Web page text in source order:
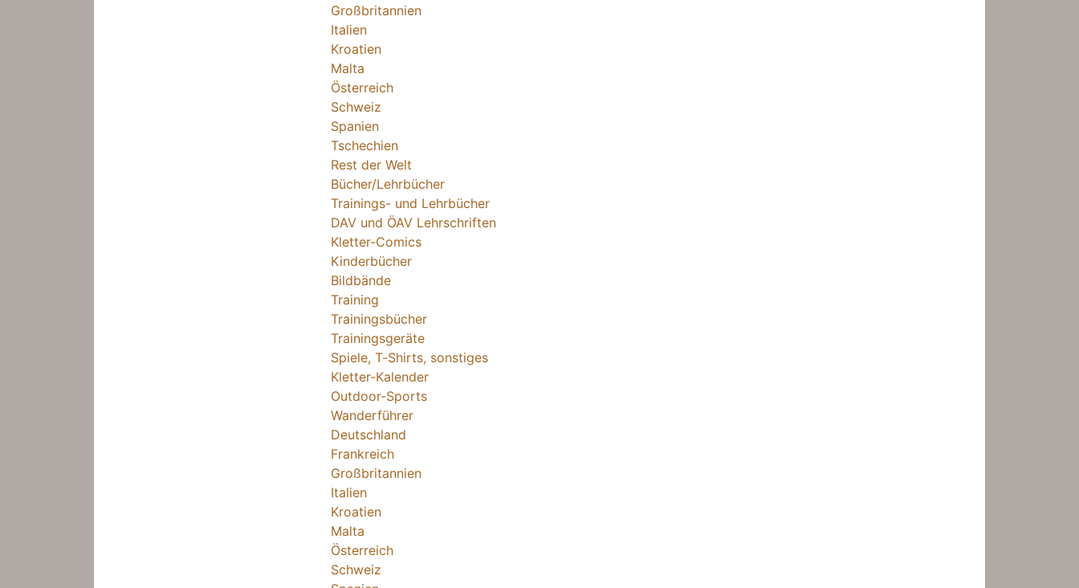
Großbritannien
Italien
Kroatien
Malta
Österreich
Schweiz
Spanien
Tschechien
Rest der Welt
Bücher/Lehrbücher
Trainings- und Lehrbücher
DAV und ÖAV Lehrschriften
Kletter-Comics
Kinderbücher
Bildbände
Training
Trainingsbücher
Trainingsgeräte
Spiele, T-Shirts, sonstiges
Kletter-Kalender
Outdoor-Sports
Wanderführer
Deutschland
Frankreich
Großbritannien
Italien
Kroatien
Malta
Österreich
Schweiz